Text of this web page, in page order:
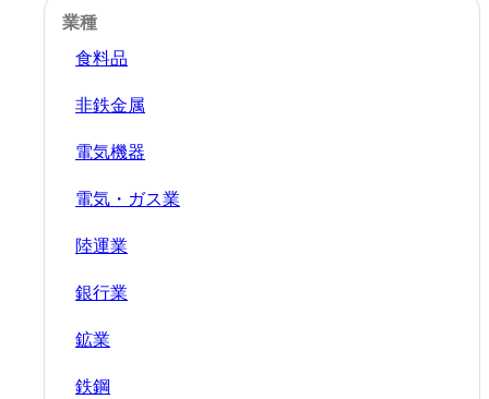
業種
食料品
非鉄金属
電気機器
電気・ガス業
陸運業
銀行業
鉱業
鉄鋼